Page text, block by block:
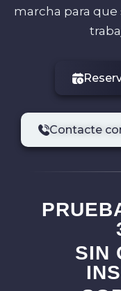
marcha para
Contacte
SIN